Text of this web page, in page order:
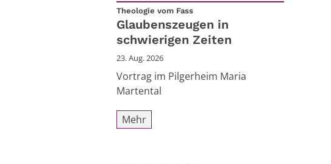
Datum: 23. August 2026
Theologie vom Fass:
Glaubenszeugen in
schwierigen Zeiten
23. Aug. 2026
Vortrag im Pilgerheim Maria
Martental
Mehr